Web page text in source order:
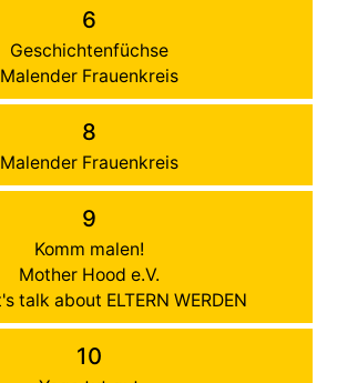
6
Geschichtenfüchse
Malender Frauenkreis
8
Malender Frauenkreis
9
Komm malen!
Mother Hood e.V.
talk about ELTERN WERDEN
10